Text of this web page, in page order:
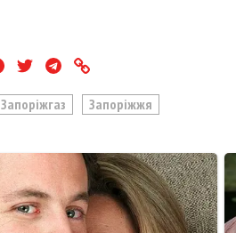
Запоріжгаз Запоріжжя